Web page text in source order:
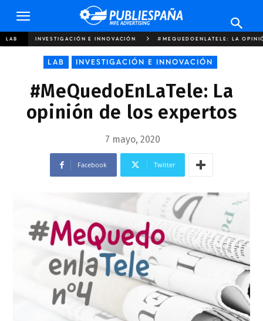
Publiespaña
LAB INVESTIGACIÓN E INNOVACIÓN #MEQUEDOENLATELE: LA
LAB INVESTIGACIÓN E INNOVACIÓN
#MeQuedoEnLaTele: La
opinión de los expertos
7 mayo, 2020
Facebook Twitter